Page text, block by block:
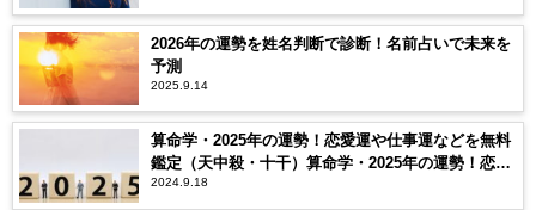
2026年の運勢を姓名判断で診断！名前占いで未来を
予測
2025.9.14
算命学・2025年の運勢！恋愛運や仕事運などを無料
鑑定（天中殺・十干）算命学・2025年の運勢！恋愛
運や仕事運などを無料鑑定（天中殺・十干）
2024.9.18